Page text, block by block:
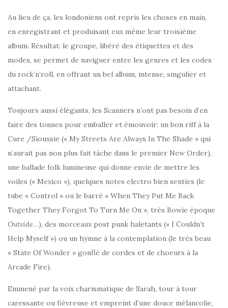
Au lieu de ça, les londoniens ont repris les choses en main,
en enregistrant et produisant eux même leur troisième
album. Résultat: le groupe, libéré des étiquettes et des
modes, se permet de naviguer entre les genres et les codes
du rock’n’roll, en offrant un bel album, intense, singulier et
attachant.
Toujours aussi élégants, les Scanners n’ont pas besoin d’en
faire des tonnes pour emballer et émouvoir: un bon riff à la
Cure /Siouxsie (« My Streets Are Always In The Shade » qui
n’aurait pas non plus fait tâche dans le premier New Order),
une ballade folk lumineuse qui donne envie de mettre les
voiles (« Mexico »), quelques notes electro bien senties (le
tube « Control » ou le barré « When They Put Me Back
Together They Forgot To Turn Me On », très Bowie époque
Outside…), des morceaux post punk haletants (« I Couldn’t
Help Myself ») ou un hymne à la contemplation (le très beau
« State Of Wonder » gonflé de cordes et de choeurs à la
Arcade Fire).
Emmené par la voix charismatique de Sarah, tour à tour
caressante ou fiévreuse et empreint d’une douce mélancolie,